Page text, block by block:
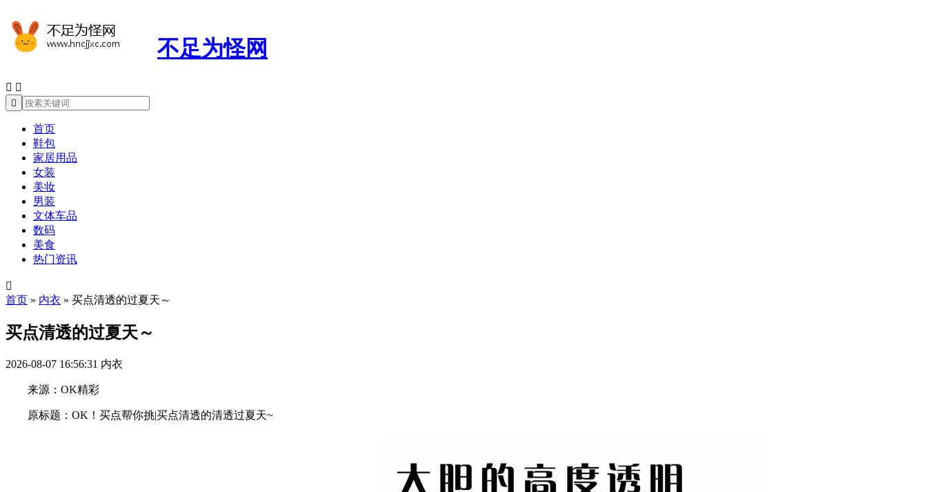
不足为怪网
 

首页
鞋包
家居用品
女装
美妆
男装
文体车品
数码
美食
热门资讯

首页 » 内衣 » 买点清透的过夏天～
买点清透的过夏天～
2026-08-07 16:56:31 内衣
来源：OK精彩
原标题：OK！买点帮你挑|买点清透的清透过夏天~